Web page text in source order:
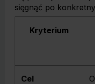
sięgnąć po
Kryterium
Cel